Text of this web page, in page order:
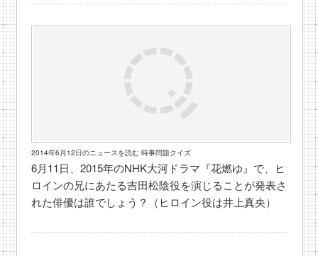
2014年6月12日のニュースを読む 時事問題クイズ
6月11日、2015年のNHK大河ドラマ『花燃ゆ』で、ヒ
ロインの兄にあたる吉田松陰役を演じることが発表さ
れた俳優は誰でしょう？（ヒロイン役は井上真央）